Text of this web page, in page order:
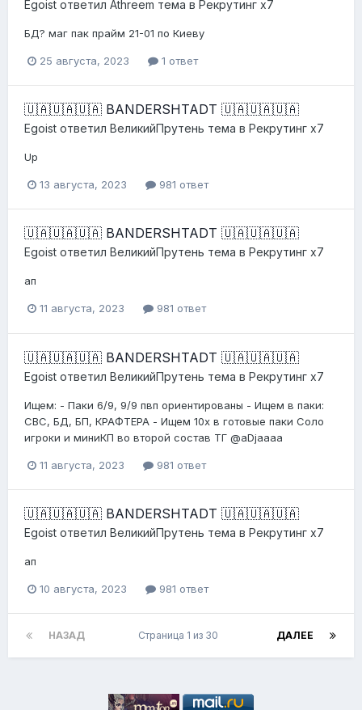
Egoist ответил Athreem тема в Рекрутинг х7
БД? маг пак прайм 21-01 по Киеву
25 августа, 2023 1 ответ
🇺🇦🇺🇦🇺🇦 BANDERSHTADT 🇺🇦🇺🇦🇺🇦
Egoist ответил ВеликийПрутень тема в Рекрутинг х7
Up
13 августа, 2023 981 ответ
🇺🇦🇺🇦🇺🇦 BANDERSHTADT 🇺🇦🇺🇦🇺🇦
Egoist ответил ВеликийПрутень тема в Рекрутинг х7
ап
11 августа, 2023 981 ответ
🇺🇦🇺🇦🇺🇦 BANDERSHTADT 🇺🇦🇺🇦🇺🇦
Egoist ответил ВеликийПрутень тема в Рекрутинг х7
Ищем: - Паки 6/9, 9/9 пвп ориентированы - Ищем в паки:
СВС, БД, БП, КРАФТЕРА - Ищем 10х в готовые паки Соло
игроки и миниКП во второй состав ТГ @aDjaaaa
11 августа, 2023 981 ответ
🇺🇦🇺🇦🇺🇦 BANDERSHTADT 🇺🇦🇺🇦🇺🇦
Egoist ответил ВеликийПрутень тема в Рекрутинг х7
ап
10 августа, 2023 981 ответ
НАЗАД ДАЛЕЕ
Страница 1 из 30